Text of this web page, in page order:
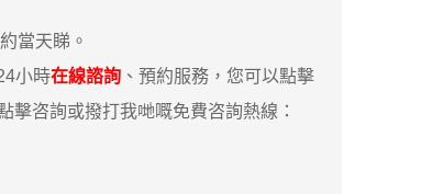
當天睇。
小時在線諮詢 、預約服務，您可以點擊
咨詢或撥打我哋嘅免費咨詢熱線：